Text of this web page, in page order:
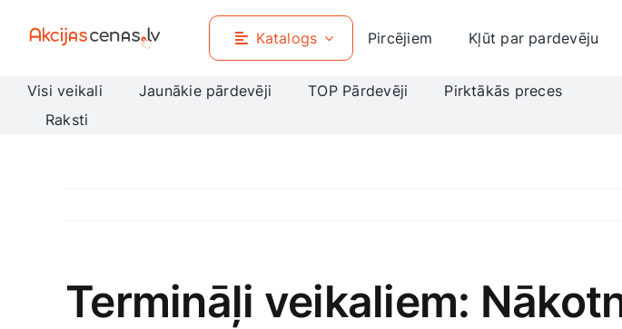
Katalogs Pircējiem Kļūt par pardevēju
Visi veikali Jaunākie pārdevēji TOP Pārdevēji
Pirktākās preces
Raksti
Termināļi veikaliem: